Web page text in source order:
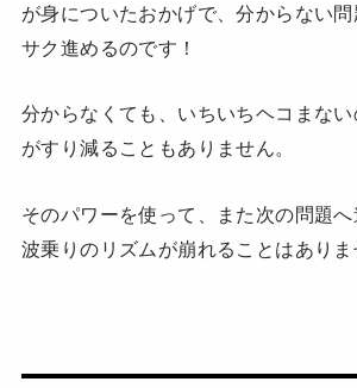
が身についたおかげで、分からない
サク進めるのです！
分からなくても、いちいちヘコまない
がすり減ることもありません。
そのパワーを使って、また次の問題へ
波乗りのリズムが崩れることはありま